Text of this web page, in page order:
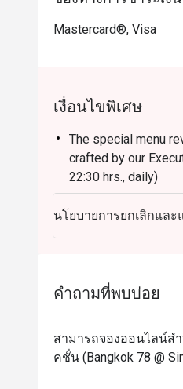
Mastercard®, Visa
เงื่อนไขพิเศษ
The special menu
crafted by our
22:30 hrs., daily)
* Menu and pricing
* All prices in THB
special conditions.
นโยบายการยกเลิกและ
คำถามที่พบบ่อย
สามารถจองออนไลน์ส
คชั่น (Bangkok 78 @